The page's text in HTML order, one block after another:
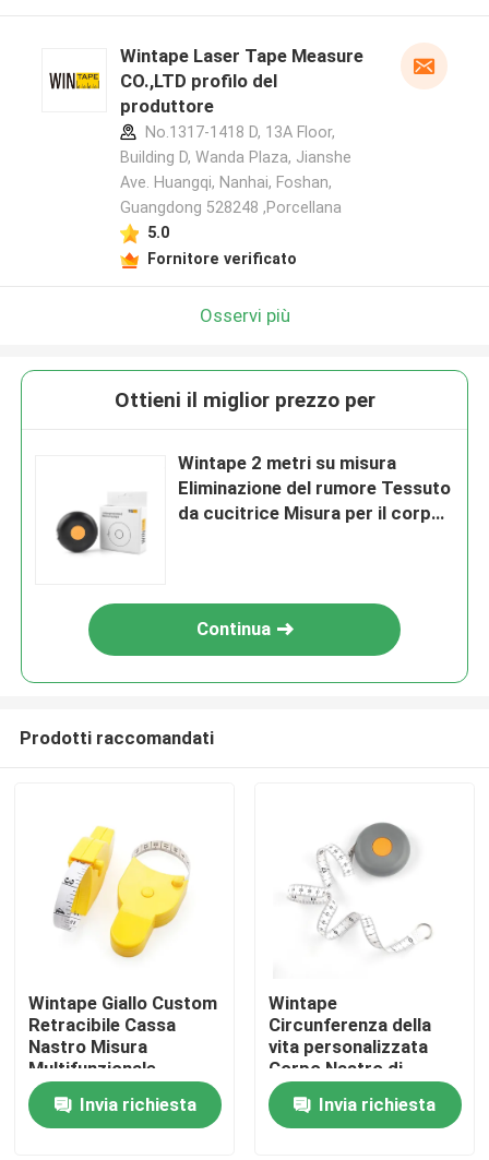
Casa
Prodotti
Wintape Laser Tape Measure
CO.,LTD profilo del
produttore
No.1317-1418 D, 13A Floor,
Building D, Wanda Plaza, Jianshe
Ave. Huangqi, Nanhai, Foshan,
Guangdong 528248 ,Porcellana
5.0
Fornitore verificato
Osservi più
Ottieni il miglior prezzo per
Wintape 2 metri su misura
Eliminazione del rumore Tessuto
da cucitrice Misura per il corpo
Continua
Prodotti raccomandati
Wintape Giallo Custom
Retracibile Cassa
Nastro Misura
Multifunzionale
Accesso rapido
Precise Fitness
Nastro di misura
Invia richiesta
Wintape
Circunferenza della
vita personalizzata
Corpo Nastro di
stoffa retrattile
Misura cucitura
Plastico a misura o
Invia richiesta